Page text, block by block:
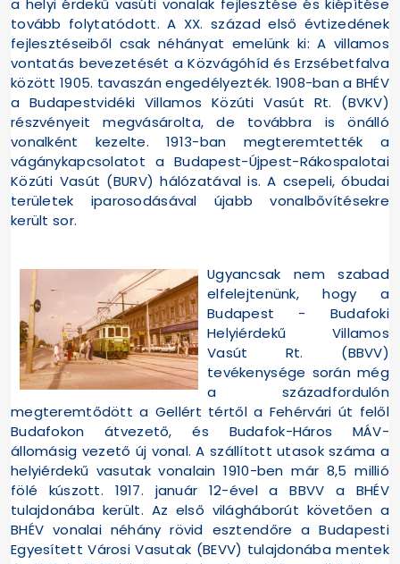
tovább folytatódott. A XX. század első évtizedének
fejlesztéseiből csak néhányat emelünk ki: A villamos
vontatás bevezetését a Közvágóhíd és Erzsébetfalva
között 1905. tavaszán engedélyezték. 1908-ban a BHÉV
a Budapestvidéki Villamos Közúti Vasút Rt. (BVKV)
részvényeit megvásárolta, de továbbra is önálló
vonalként kezelte. 1913-ban megteremtették a
vágánykapcsolatot a Budapest-Újpest-Rákospalotai
Közúti Vasút (BURV) hálózatával is. A csepeli, óbudai
területek iparosodásával újabb vonalbővítésekre
került sor.
Ugyancsak nem szabad
elfelejtenünk, hogy a
Budapest - Budafoki
Helyiérdekű Villamos
Vasút Rt. (BBVV)
tevékenysége során még
a századfordulón
megteremtődött a Gellért tértől a Fehérvári út felől
Budafokon átvezető, és Budafok-Háros MÁV-
állomásig vezető új vonal. A szállított utasok száma a
helyiérdekű vasutak vonalain 1910-ben már 8,5 millió
fölé kúszott. 1917. január 12-ével a BBVV a BHÉV
tulajdonába került. Az első világháborút követően a
BHÉV vonalai néhány rövid esztendőre a Budapesti
Egyesített Városi Vasutak (BEVV) tulajdonába mentek